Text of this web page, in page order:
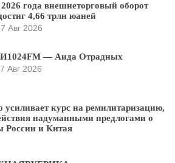
года внешнеторговый оборот
4,66 трлн юаней
Авг 2026
— Аида Отрадных
Авг 2026
курс на ремилитаризацию,
надуманными предлогами о
России и Китая